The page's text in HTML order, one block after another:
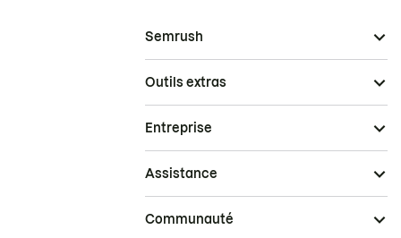
Semrush
Outils extras
Entreprise
Assistance
Communauté